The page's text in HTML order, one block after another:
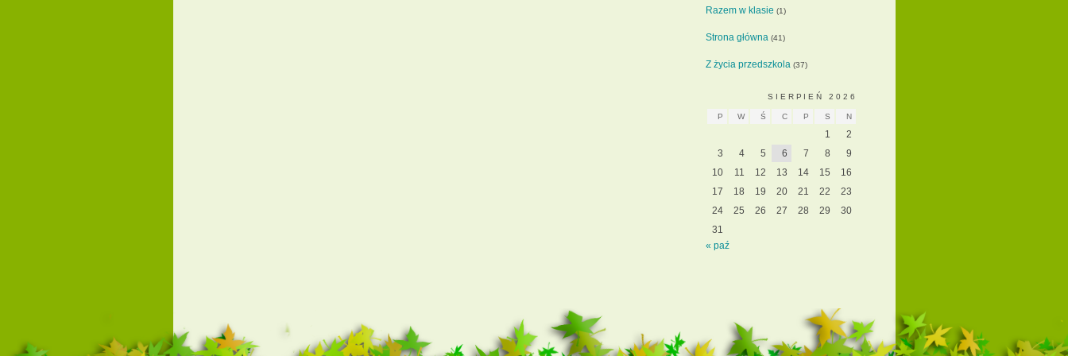
Razem w klasie (1)
Strona główna(41)
Z życia przedszkola(37)
SIERPIEŃ 2026
P W Ś C P S N
1
2
3
4 5 6 7 8
9
10
11 12 13 14 15
16
17
18 19 20 21 22
23
24
25 26 27 28 29
30
31
« paź